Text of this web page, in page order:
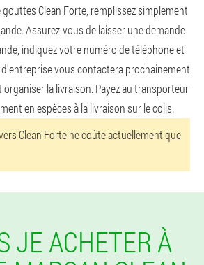
gouttes Clean Forte, remplissez simplement
Assurez-vous de laisser une demande
indiquez votre numéro de téléphone et
vous contactera prochainement
la livraison. Payez au transporteur
en espèces à la livraison sur le colis.
Clean Forte ne coûte actuellement que
JE ACHETER À